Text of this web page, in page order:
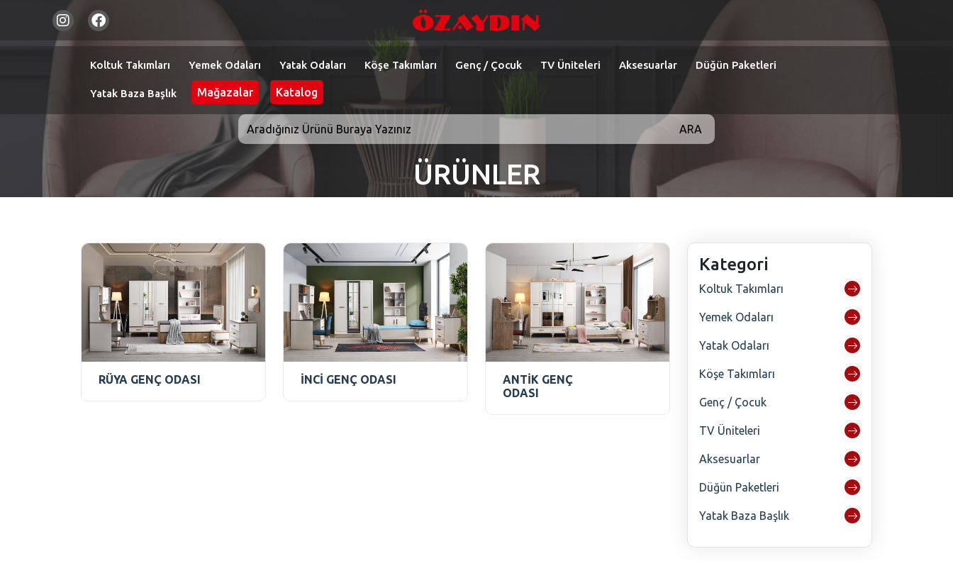
Koltuk Takımları Yemek Odaları Yatak Odaları Köşe Takımları Genç / Çocuk TV Üniteleri Aksesuarlar Düğün Paketleri
Yatak Baza Başlık Mağazalar Katalog
ARA
ÜRÜNLER
RÜYA GENÇ ODASI İNCİ GENÇ ODASI
ANTİK GENÇ
ODASI
Kategori
Koltuk Takımları
Yemek Odaları
Yatak Odaları
Köşe Takımları
Genç / Çocuk
TV Üniteleri
Aksesuarlar
Düğün Paketleri
Yatak Baza Başlık